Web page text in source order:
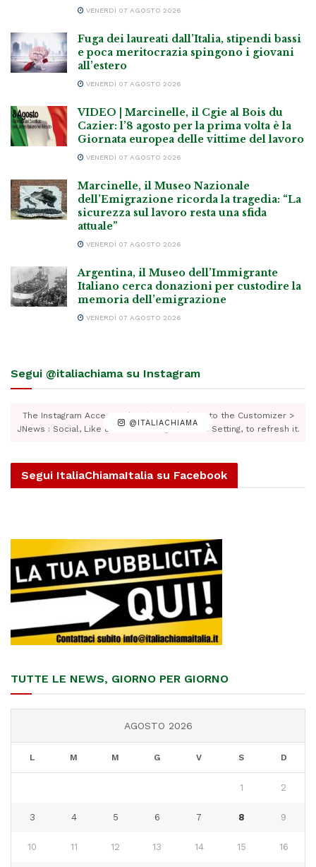
VENERDÌ 07 AGOSTO 2026
Fuga dei laureati dall’Italia, stipendi bassi
e poca meritocrazia spingono i giovani
all’estero
VENERDÌ 07 AGOSTO 2026
VIDEO | Marcinelle, il Cgie al Bois du
Cazier: l’8 agosto per la prima volta è la
Giornata europea delle vittime del lavoro
VENERDÌ 07 AGOSTO 2026
Marcinelle, il Museo Nazionale
dell’Emigrazione ricorda la tragedia: “La
sicurezza sul lavoro resta una sfida
attuale”
VENERDÌ 07 AGOSTO 2026
Argentina, il Museo dell’Immigrante
Italiano cerca donazioni per custodire la
memoria dell’emigrazione
VENERDÌ 07 AGOSTO 2026
Segui @italiachiama su Instagram
@ITALIACHIAMA
The Instagram Access Token is expired, Go to the Customizer >
JNews : Social, Like & View > Instagram Feed Setting, to refresh it.
Segui ItaliaChiamaItalia su Facebook
TUTTE LE NEWS, GIORNO PER GIORNO
AGOSTO 2026
L M M G V S D
1 2
3 4 5 6 7 8 9
10 11 12 13 14 15 16